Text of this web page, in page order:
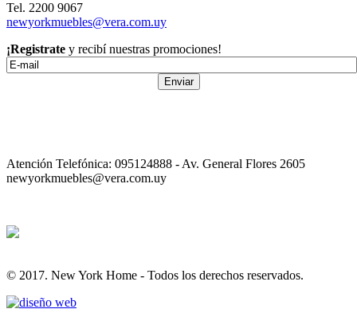
Tel. 2200 9067
newyorkmuebles@vera.com.uy
¡Registrate y recibí nuestras promociones!
Enviar
Atención Telefónica: 095124888 - Av. General Flores 2605
newyorkmuebles@vera.com.uy
© 2017. New York Home - Todos los derechos reservados.